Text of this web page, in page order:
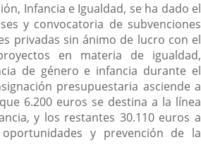
Infancia e Igualdad, se ha dado el
y convocatoria de subvenciones
privadas sin ánimo de lucro con el
en materia de igualdad,
de género e infancia durante el
presupuestaria asciende a
6.200 euros se destina a la línea
y los restantes 30.110 euros a
y prevención de la